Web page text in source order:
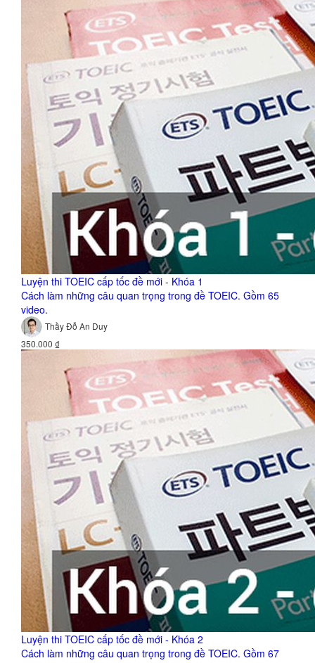
Luyện thi TOEIC cấp tốc đề mới - Khóa 1
Cách làm những câu quan trọng trong đề TOEIC. Gồm 65
video.
Thầy Đỗ An Duy
350.000 ₫
Luyện thi TOEIC cấp tốc đề mới - Khóa 2
Cách làm những câu quan trọng trong đề TOEIC. Gồm 67